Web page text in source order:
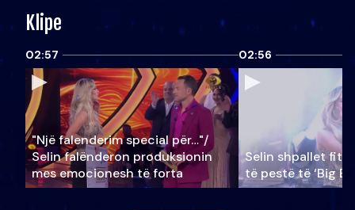
Klipe
02:57
"Një falenderim special për…"/
Selin falënderon produksionin
mes emocionesh të forta
02:56
Selin shpallet
të pestë të ‘Big